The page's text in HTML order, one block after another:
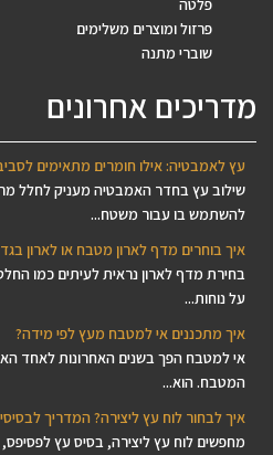
פלטה
פרזול ומוצרים משלימים
שוברי מתנה
מדריכים אחרונים
עץ לאמבטיה: אילו חומרים מתאימים
שילוב עץ בחדר האמבטיה מעניק לחלל
להשתמש בו עבור משטח...
איך בוחרים מדף לארון מטבח או לארון
בחירת מדף לארון נראית לעיתים כמו
על נוחות...
איך מתכננים אי למטבח מעץ לפי מידה?
אי למטבח הפך בשנים האחרונות לאחד
המטבח. הוא...
איך לבחור לוח עץ ליצירה? המדריך
מחפשים לוח עץ ליצירה, בסיס עץ